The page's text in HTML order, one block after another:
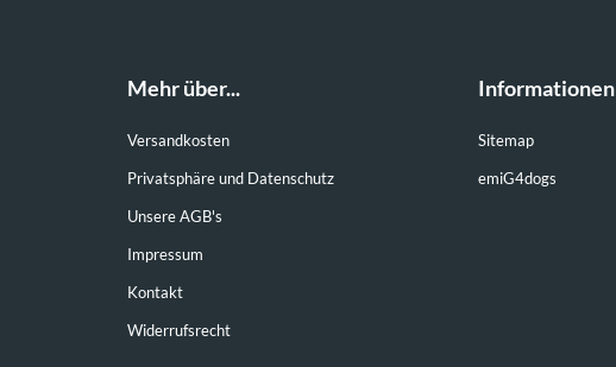
Mehr über...
Versandkosten
Privatsphäre und Datenschutz
Unsere AGB's
Impressum
Kontakt
Widerrufsrecht
Informationen
Sitemap
emiG4dogs